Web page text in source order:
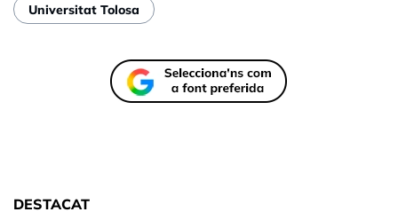
Universitat Tolosa
DESTACAT